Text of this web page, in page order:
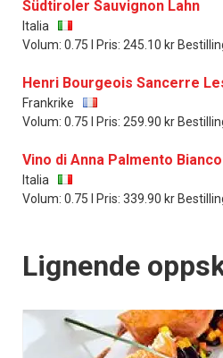
Südtiroler Sauvignon Lahn
Italia
Volum: 0.75 l Pris: 245.10 kr
Henri Bourgeois Sancerre
Frankrike
Volum: 0.75 l Pris: 259.90 kr
Vino di Anna Palmento Bianco
Italia
Volum: 0.75 l Pris: 339.90 kr
Lignende